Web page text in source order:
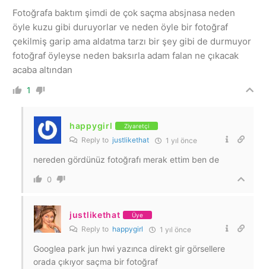
Fotoğrafa baktım şimdi de çok saçma absjnasa neden
öyle kuzu gibi duruyorlar ve neden öyle bir fotoğraf
çekilmiş garip ama aldatma tarzı bir şey gibi de durmuyor
fotoğraf öyleyse neden baksırla adam falan ne çıkacak
acaba altından
1
happygirl Ziyaretçi
Reply to justlikethat 1 yıl önce
nereden gördünüz fotoğrafı merak ettim ben de
0
justlikethat Üye
Reply to happygirl 1 yıl önce
Googlea park jun hwi yazınca direkt gir görsellere
orada çıkıyor saçma bir fotoğraf